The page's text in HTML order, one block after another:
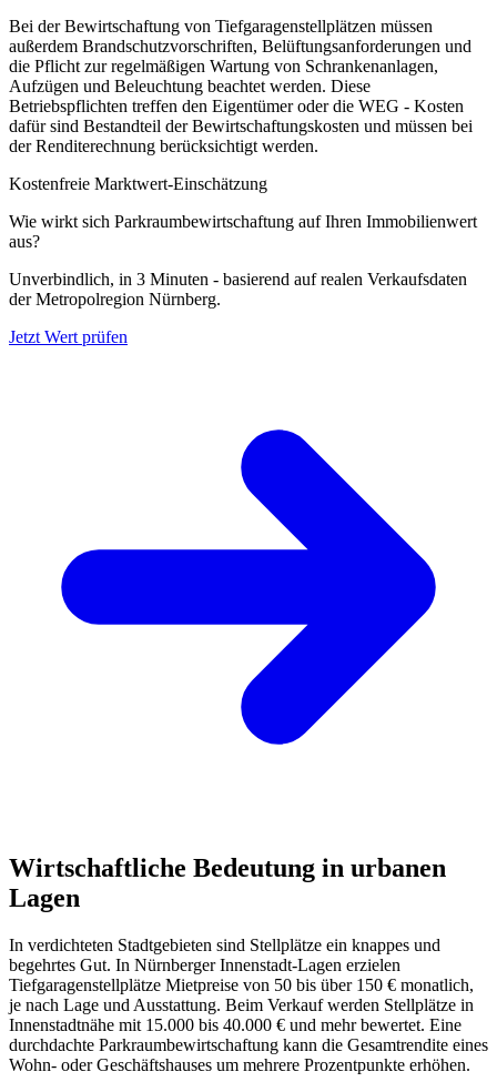
Bei der Bewirtschaftung von Tiefgaragenstell­plätzen müssen
außerdem Brandschutzvorschriften, Belüftungsanforderungen und
die Pflicht zur regelmäßigen Wartung von Schrankenanlagen,
Aufzügen und Beleuchtung beachtet werden. Diese
Betriebspflichten treffen den Eigentümer oder die WEG - Kosten
dafür sind Bestandteil der Bewirtschaftungskosten und müssen bei
der Renditerechnung berücksichtigt werden.
Kostenfreie Marktwert-Einschätzung
Wie wirkt sich Parkraumbewirtschaftung auf Ihren Immobilienwert
aus?
Unverbindlich, in 3 Minuten - basierend auf realen Verkaufsdaten
der Metropolregion Nürnberg.
Jetzt Wert prüfen
Wirtschaftliche Bedeutung in urbanen
Lagen
In verdichteten Stadtgebieten sind Stellplätze ein knappes und
begehrtes Gut. In Nürnberger Innenstadt-Lagen erzielen
Tiefgaragenstellplätze Mietpreise von 50 bis über 150 € monatlich,
je nach Lage und Ausstattung. Beim Verkauf werden Stellplätze in
Innenstadtnähe mit 15.000 bis 40.000 € und mehr bewertet. Eine
durchdachte Parkraumbewirtschaftung kann die Gesamtrendite eines
Wohn- oder Geschäftshauses um mehrere Prozentpunkte erhöhen.